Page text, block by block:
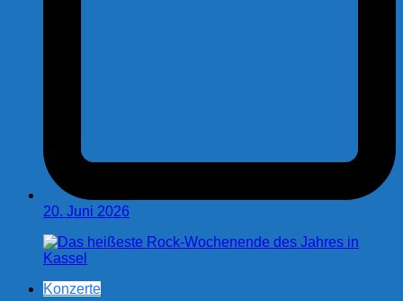
20. Juni 2026
Konzerte